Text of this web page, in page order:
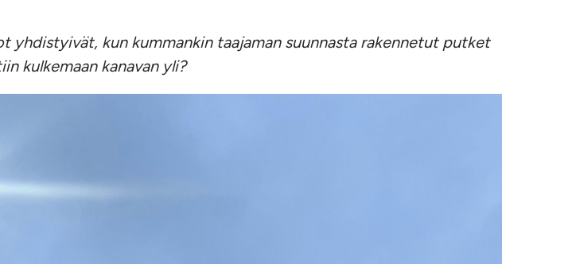
yhdistyivät, kun kummankin taajaman suunnasta rakennetut putket
kulkemaan kanavan yli?